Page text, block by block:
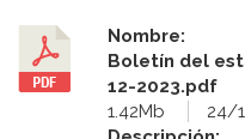
Nombre:
Boletín del
12-2023.pdf
1.42Mb
24/